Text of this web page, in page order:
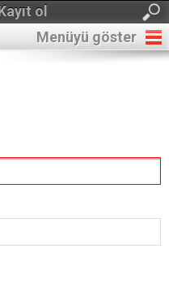
ol
Menüyü göster